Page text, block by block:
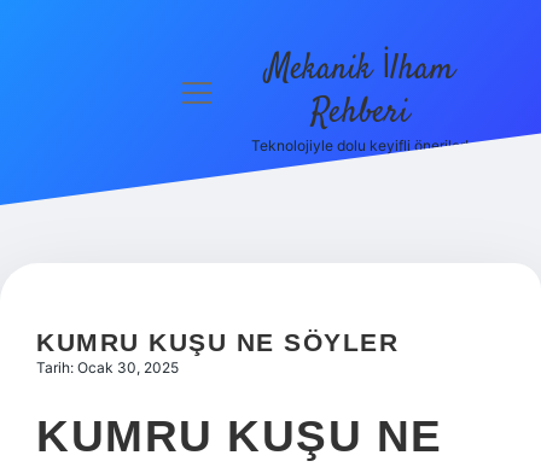
Hakkımızda
menüyü
Mekanik İlham
Rehberi
Teknolojiyle dolu keyifli öneriler!
KUMRU KUŞU NE SÖYLER
Tarih: Ocak 30, 2025
KUMRU KUŞU NE